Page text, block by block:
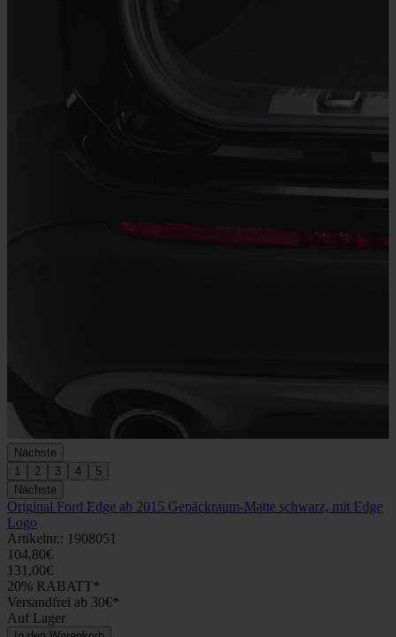
Nächste
1
2 3 4
5
Nächste
Original Ford Edge ab 2015 Gepäckraum-Matte schwarz, mit Edge
Logo
Artikelnr.: 1908051
104,80€
131,00€
20% RABATT*
Versandfrei ab 30€*
Auf Lager